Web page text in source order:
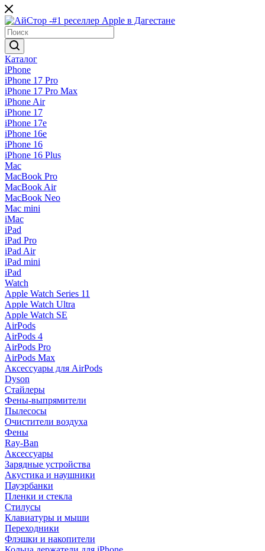
Каталог
iPhone
iPhone 17 Pro
iPhone 17 Pro Max
iPhone Air
iPhone 17
iPhone 17e
iPhone 16e
iPhone 16
iPhone 16 Plus
Mac
MacBook Pro
MacBook Air
MacBook Neo
Mac mini
iMac
iPad
iPad Pro
iPad Air
iPad mini
iPad
Watch
Apple Watch Series 11
Apple Watch Ultra
Apple Watch SE
AirPods
AirPods 4
AirPods Pro
AirPods Max
Аксессуары для AirPods
Dyson
Стайлеры
Фены-выпрямители
Пылесосы
Очистители воздуха
Фены
Ray-Ban
Аксессуары
Зарядные устройства
Акустика и наушники
Пауэрбанки
Пленки и стекла
Стилусы
Клавиатуры и мыши
Переходники
Флэшки и накопители